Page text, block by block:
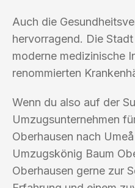
Auch die
hervorragend. Die
moderne medizinische
renommierten
Wenn du also auf der
Umzugsunternehmen
Oberhausen nach
Umzugskönig Baum
Oberhausen gerne zur